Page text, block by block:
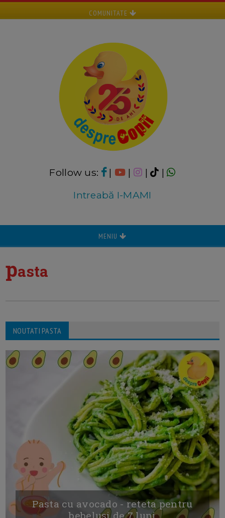
COMUNITATE
Follow us: | | |
|
Intreabă I-MAMI
MENIU
pasta
NOUTATI PASTA
Pasta cu avocado - reteta pentru
bebelusi de 7 luni